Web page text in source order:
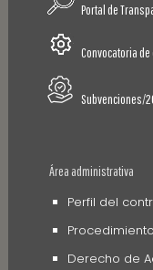
Portal de
Convocatoria
Subvenciones/
Área administrativa
Perfil del
Derecho de